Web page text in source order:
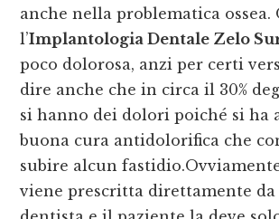
anche nella problematica ossea.
l’Implantologia Dentale Zelo
poco dolorosa, anzi per certi
dire anche che in circa il 30%
si hanno dei dolori poiché si ha
buona cura antidolorifica che
subire alcun
viene prescritta direttamente